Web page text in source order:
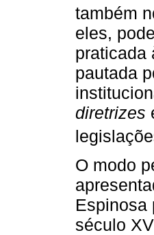
também
eles,
praticada
pautada
diretrizes
O modo
Espinosa
século